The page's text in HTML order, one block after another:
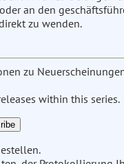
an den
zu wenden.
zu
within this series.